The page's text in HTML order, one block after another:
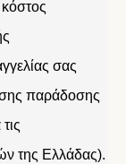
σας
παράδοσης
της Ελλάδας).